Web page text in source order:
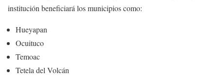
institución beneficiará los municipios como:
Hueyapan
Ocuituco
Temoac
Tetela del Volcán